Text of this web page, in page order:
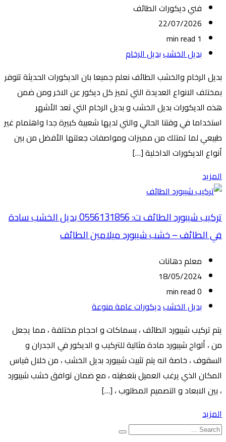
فني ديكورات الطائف
22/07/2026
1 min read
بديل الخشببديل الرخام
بديل الرخام والخشب الطائف نعلم جميعا بان الديكورات الحديثة تتوفر
بمختلف الانواع العديدة التي تميز كل ديكور عن الاخر ومن ضمن
هذه الديكورات بديل الخشب و بديل الرخام التي تعد الأشهر
استخداما في وقتنا الحالي والتي لديها شعبية كبيرة جدا واهتمام غير
طبيعي لما تمتلك من مميزات ومواصفات جعلتها الأفضل من بين
أنواع الديكورات الداخلية […]
المزيد
تركيب شيبورد الطائف ت: 0556131856 بديل الخشب سادة
في الطائف – خشب شيبورد ميلامين الطائف
معلم دهانات
18/05/2024
0 min read
بديل الخشبديكورات عامة منوعة
يتم تركيب شيبورد الطائف ، بسماكات و احجام مختلفة ، مما يجعل
من ، ألواح شيبورد مادة مثالية للتركيب و الديكور في الجدران و
السقوف ، خاصة انه يتم تثبيت شيبورد بديل الخشب ، من خلال قياس
المكان الذي يرغب العميل بتغطيته ، مع ضمان توافق خشب شيبورد
، بين الابعاد و التصميم المطلوب ، […]
المزيد